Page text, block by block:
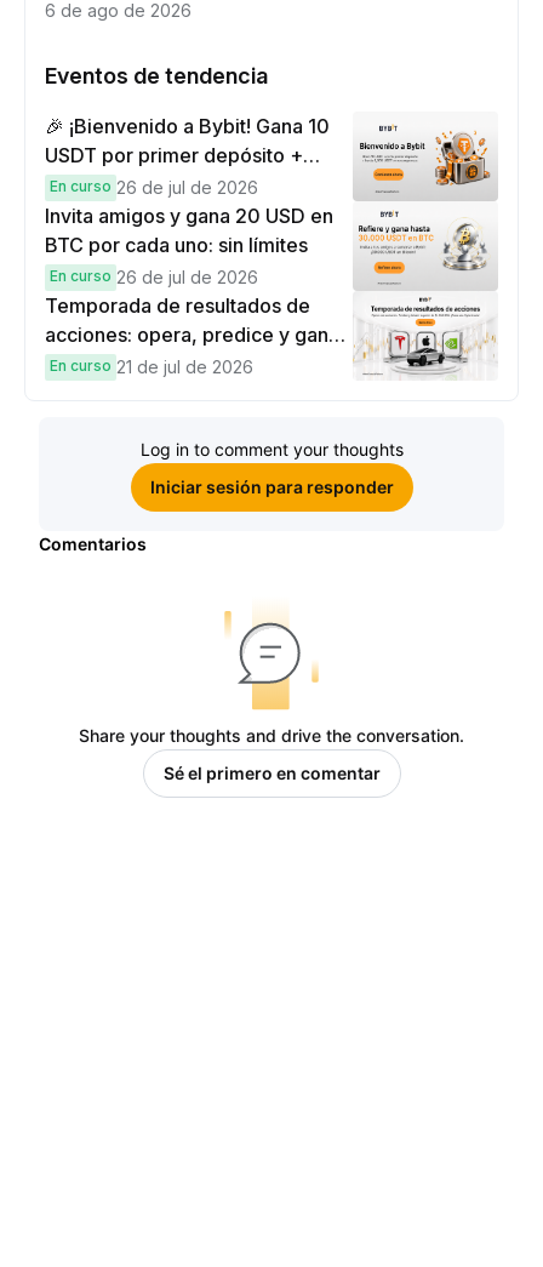
6 de ago de 2026
Eventos de tendencia
🎉 ¡Bienvenido a Bybit! Gana 10
USDT por primer depósito +
hasta 9,999 USDT en
recompensas
En curso 26 de jul de 2026
Invita amigos y gana 20 USD en
BTC por cada uno: sin límites
En curso 26 de jul de 2026
Temporada de resultados de
acciones: opera, predice y gana
una Cybertruck.
En curso 21 de jul de 2026
Log in to comment your thoughts
Iniciar sesión para responder
Comentarios
Share your thoughts and drive the conversation.
Sé el primero en comentar